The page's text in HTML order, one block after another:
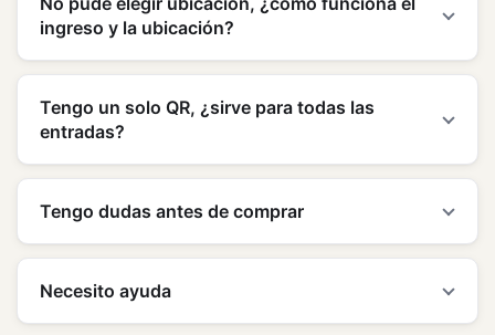
ingreso y la ubicación?
Tengo un solo QR, ¿sirve para todas las
entradas?
Tengo dudas antes de comprar
Necesito ayuda